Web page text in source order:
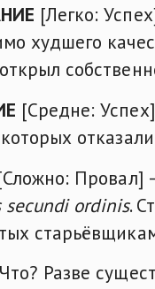
[Легко:
худшего
[Средне:
Провал]
secundi ordinis.
Разве